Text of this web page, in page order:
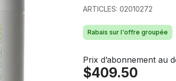
ARTICLES: 02010272
Rabais sur l'offre groupée
Prix d’abonnement au
$409.50